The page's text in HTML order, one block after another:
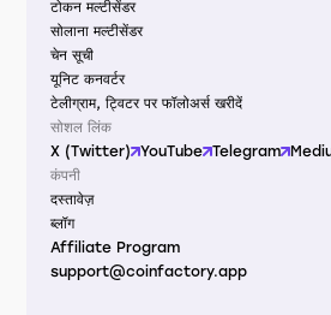
टोकन मल्टीसेंडर
सोलाना मल्टीसेंडर
चेन सूची
यूनिट कनवर्टर
टेलीग्राम, ट्विटर पर फॉलोअर्स खरीदें
सोशल लिंक
X (Twitter) YouTube Telegram
कंपनी
दस्तावेज़
ब्लॉग
Affiliate Program
support@coinfactory.app